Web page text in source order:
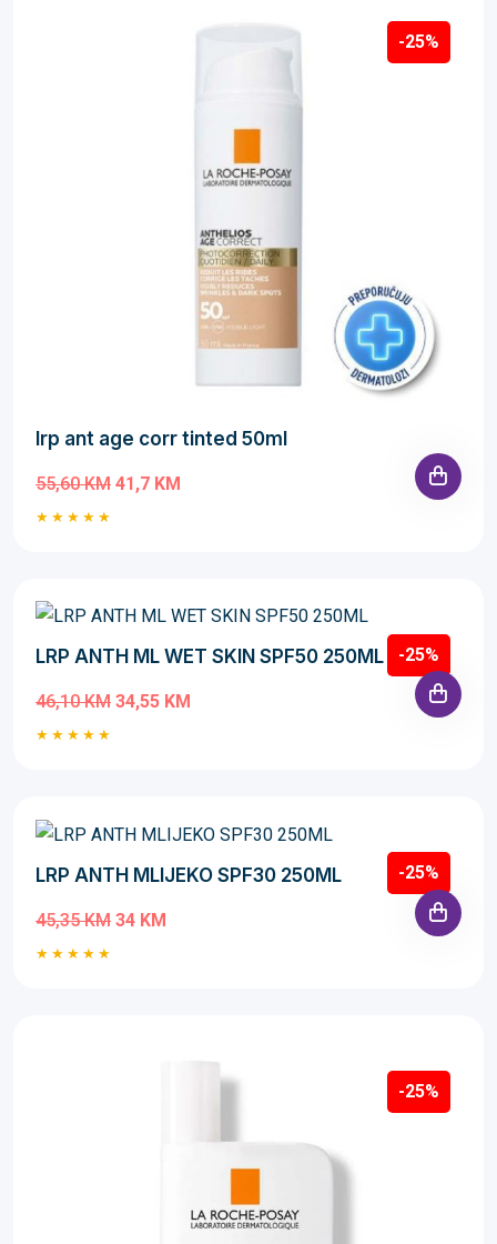
-25%
lrp ant age corr tinted 50ml
55,60 KM 41,7 KM
-25%
LRP ANTH ML WET SKIN SPF50 250ML
46,10 KM 34,55 KM
-25%
LRP ANTH MLIJEKO SPF30 250ML
45,35 KM 34 KM
-25%